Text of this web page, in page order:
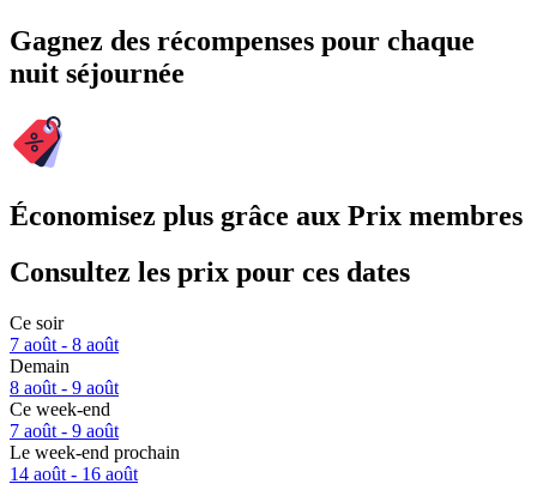
Gagnez des récompenses pour chaque
nuit séjournée
Économisez plus grâce aux Prix membres
Consultez les prix pour ces dates
Ce soir
7 août - 8 août
Demain
8 août - 9 août
Ce week-end
7 août - 9 août
Le week-end prochain
14 août - 16 août